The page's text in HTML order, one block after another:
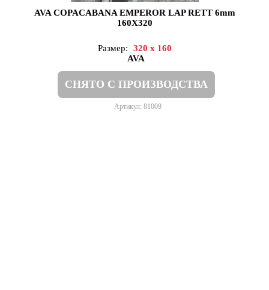
AVA COPACABANA EMPEROR LAP RETT 6mm
160X320
Размер:
320 x 160
AVA
СНЯТО С ПРОИЗВОДСТВА
Артикул: 81009